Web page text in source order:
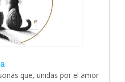
que, unidas por el amor